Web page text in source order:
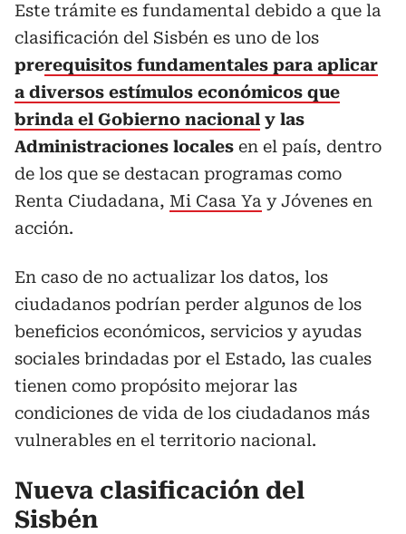
Este trámite es fundamental debido a que la
clasificación del Sisbén es uno de los
prerequisitos fundamentales para aplicar
a diversos estímulos económicos que
brinda el Gobierno nacional y las
Administraciones locales en el país, dentro
de los que se destacan programas como
Renta Ciudadana, Mi Casa Ya y Jóvenes en
acción.
En caso de no actualizar los datos, los
ciudadanos podrían perder algunos de los
beneficios económicos, servicios y ayudas
sociales brindadas por el Estado, las cuales
tienen como propósito mejorar las
condiciones de vida de los ciudadanos más
vulnerables en el territorio nacional.
Nueva clasificación del
Sisbén